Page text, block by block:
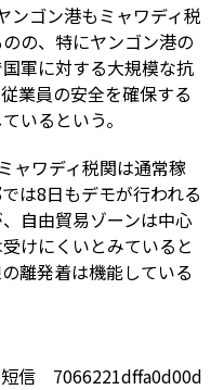
ンゴン港もミャワディ税
の、特にヤンゴン港の
軍に対する大規模な抗
業員の安全を確保する
いるという。
ャワディ税関は通常稼
は8日もデモが行われる
自由貿易ゾーンは中心
けにくいとみていると
離発着は機能している
短信 7066221dffa0d00d